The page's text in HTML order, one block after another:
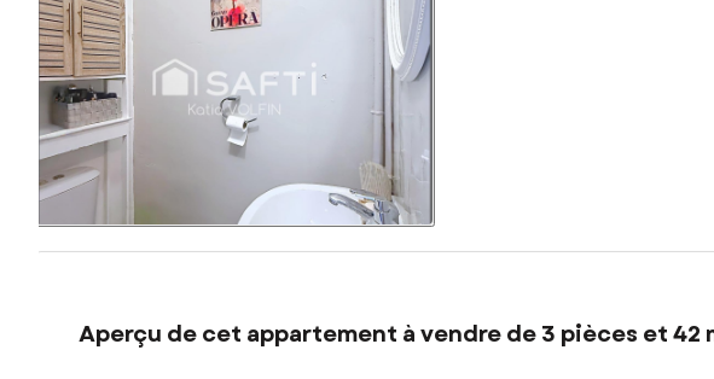
Aperçu de cet appartement à vendre de 3 pièces et 42